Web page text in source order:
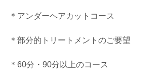
＊アンダーヘアカットコース
＊部分的トリートメントのご要望
＊60分・90分以上のコース